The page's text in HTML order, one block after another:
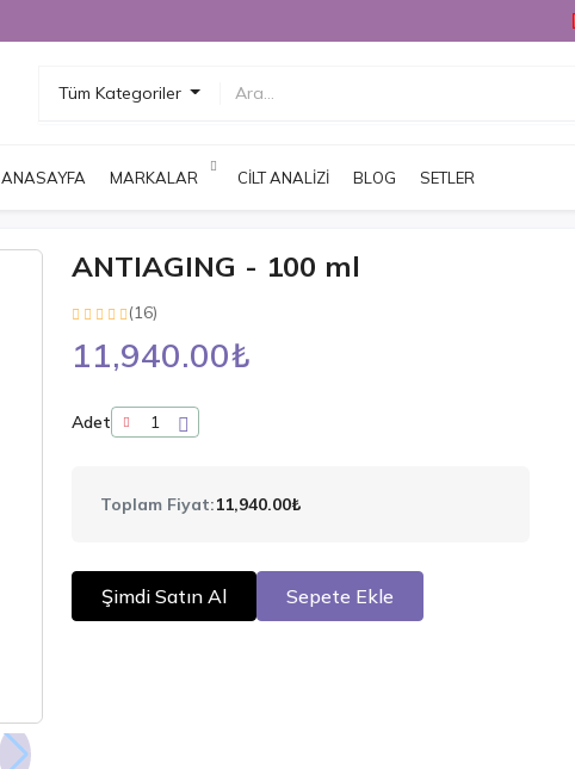
Tüm Kategoriler
ANASAYFA MARKALAR CILT ANALIZI BLOG SETLER
ANTIAGING - 100 ml
(16)
11,940.00₺
Adet
Toplam Fiyat:11,940.00₺
Şimdi Satın Al Sepete Ekle